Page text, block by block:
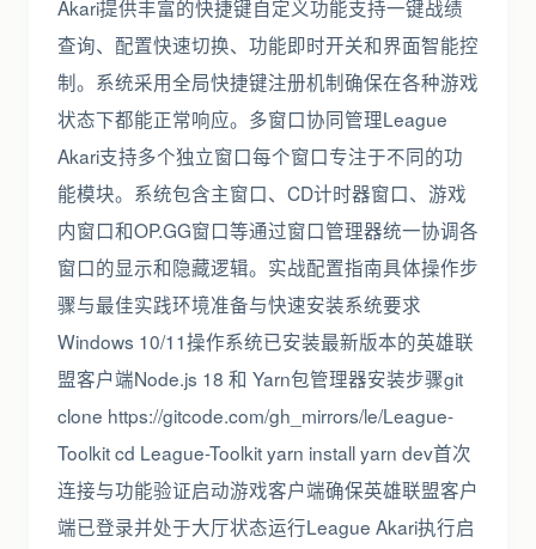
Akari提供丰富的快捷键自定义功能支持一键战绩
查询、配置快速切换、功能即时开关和界面智能控
制。系统采用全局快捷键注册机制确保在各种游戏
状态下都能正常响应。多窗口协同管理League
Akari支持多个独立窗口每个窗口专注于不同的功
能模块。系统包含主窗口、CD计时器窗口、游戏
内窗口和OP.GG窗口等通过窗口管理器统一协调各
窗口的显示和隐藏逻辑。实战配置指南具体操作步
骤与最佳实践环境准备与快速安装系统要求
Windows 10/11操作系统已安装最新版本的英雄联
盟客户端Node.js 18 和 Yarn包管理器安装步骤git
clone https://gitcode.com/gh_mirrors/le/League-
Toolkit cd League-Toolkit yarn install yarn dev首次
连接与功能验证启动游戏客户端确保英雄联盟客户
端已登录并处于大厅状态运行League Akari执行启